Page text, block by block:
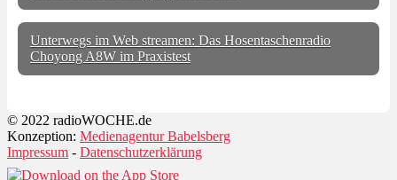
Unterwegs im Web streamen: Das Hosentaschenradio
Choyong A8W im Praxistest
© 2022 radioWOCHE.de
Konzeption: Medienagentur Babelsberg
Impressum - Datenschutzerklärung